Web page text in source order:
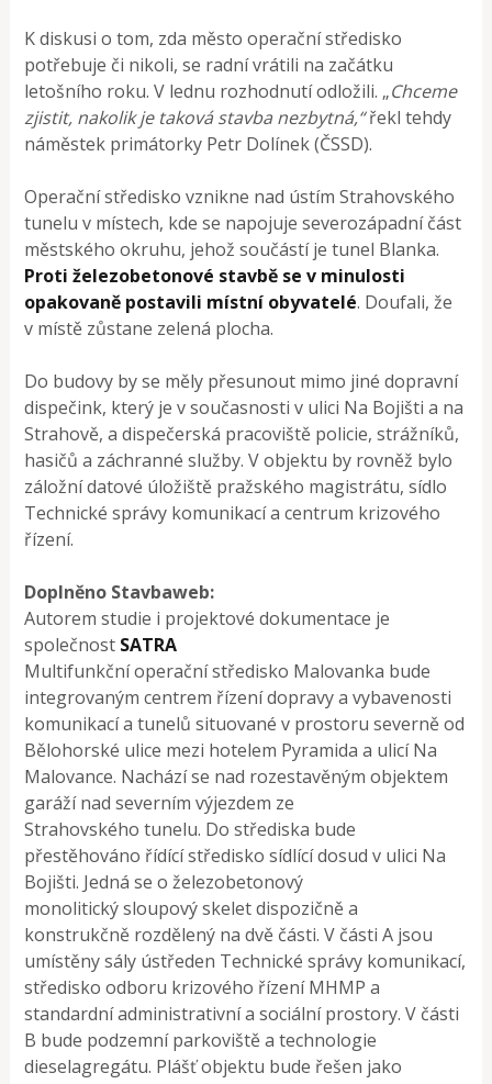
K diskusi o tom, zda město operační středisko
potřebuje či nikoli, se radní vrátili na začátku
letošního roku. V lednu rozhodnutí odložili. „Chceme
zjistit, nakolik je taková stavba nezbytná,“řekl tehdy
náměstek primátorky Petr Dolínek (ČSSD).
Operační středisko vznikne nad ústím Strahovského
tunelu v místech, kde se napojuje severozápadní část
městského okruhu, jehož součástí je tunel Blanka.
Proti železobetonové stavbě se v minulosti
opakovaně postavili místní obyvatelé. Doufali, že
v místě zůstane zelená plocha.
Do budovy by se měly přesunout mimo jiné dopravní
dispečink, který je v současnosti v ulici Na Bojišti a na
Strahově, a dispečerská pracoviště policie, strážníků,
hasičů a záchranné služby. V objektu by rovněž bylo
záložní datové úložiště pražského magistrátu, sídlo
Technické správy komunikací a centrum krizového
řízení.
Doplněno Stavbaweb:
Autorem studie i projektové dokumentace je
společnost SATRA
Multifunkční operační středisko Malovanka bude
integrovaným centrem řízení dopravy a vybavenosti
komunikací a tunelů situované v prostoru severně od
Bělohorské ulice mezi hotelem Pyramida a ulicí Na
Malovance. Nachází se nad rozestavěným objektem
garáží nad severním výjezdem ze
Strahovského tunelu. Do střediska bude
přestěhováno řídící středisko sídlící dosud v ulici Na
Bojišti. Jedná se o železobetonový
monolitický sloupový skelet dispozičně a
konstrukčně rozdělený na dvě části. V části A jsou
umístěny sály ústředen Technické správy komunikací,
středisko odboru krizového řízení MHMP a
standardní administrativní a sociální prostory. V části
B bude podzemní parkoviště a technologie
dieselagregátu. Plášť objektu bude řešen jako